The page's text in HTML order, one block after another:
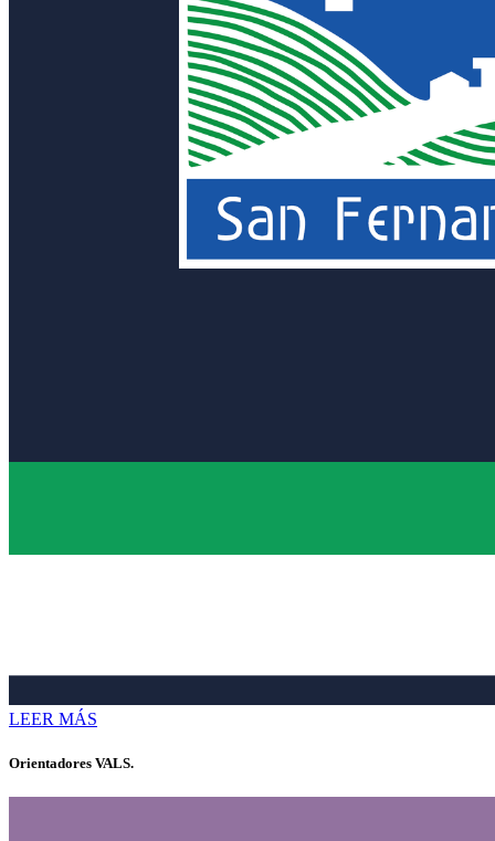
LEER MÁS
Orientadores VALS.